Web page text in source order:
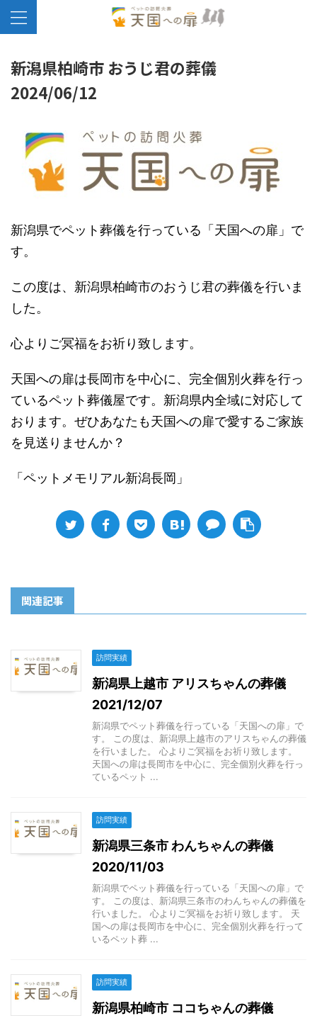
新潟県柏崎市 おうじ君の葬儀
2024/06/12
新潟県でペット葬儀を行っている「天国への扉」で
す。
この度は、新潟県柏崎市のおうじ君の葬儀を行いま
した。
心よりご冥福をお祈り致します。
天国への扉は長岡市を中心に、完全個別火葬を行っ
ているペット葬儀屋です。新潟県内全域に対応して
おります。ぜひあなたも天国への扉で愛するご家族
を見送りませんか？
「ペットメモリアル新潟長岡」
関連記事
訪問実績
新潟県上越市 アリスちゃんの葬儀
2021/12/07
新潟県でペット葬儀を行っている「天国への扉」で
す。 この度は、新潟県上越市のアリスちゃんの葬儀
を行いました。 心よりご冥福をお祈り致します。
天国への扉は長岡市を中心に、完全個別火葬を行っ
ているペット ...
訪問実績
新潟県三条市 わんちゃんの葬儀
2020/11/03
新潟県でペット葬儀を行っている「天国への扉」で
す。 この度は、新潟県三条市のわんちゃんの葬儀を
行いました。 心よりご冥福をお祈り致します。 天
国への扉は長岡市を中心に、完全個別火葬を行って
いるペット葬 ...
訪問実績
新潟県柏崎市 ココちゃんの葬儀